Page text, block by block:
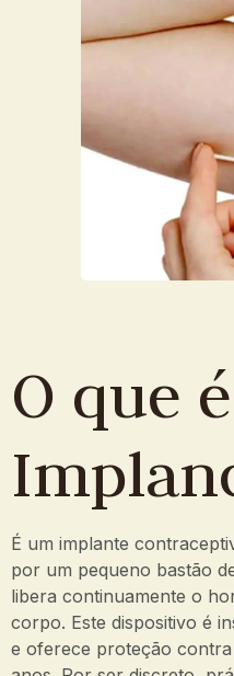
O que é
É um implante
por um pequeno bastão
libera continuamente o
corpo. Este dispositivo é
e oferece proteção